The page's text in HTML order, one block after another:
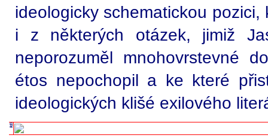
ideologicky schematickou
i z některých otázek, jimiž
neporozuměl mnohovrstevné
étos nepochopil a ke které
ideologických klišé exilového